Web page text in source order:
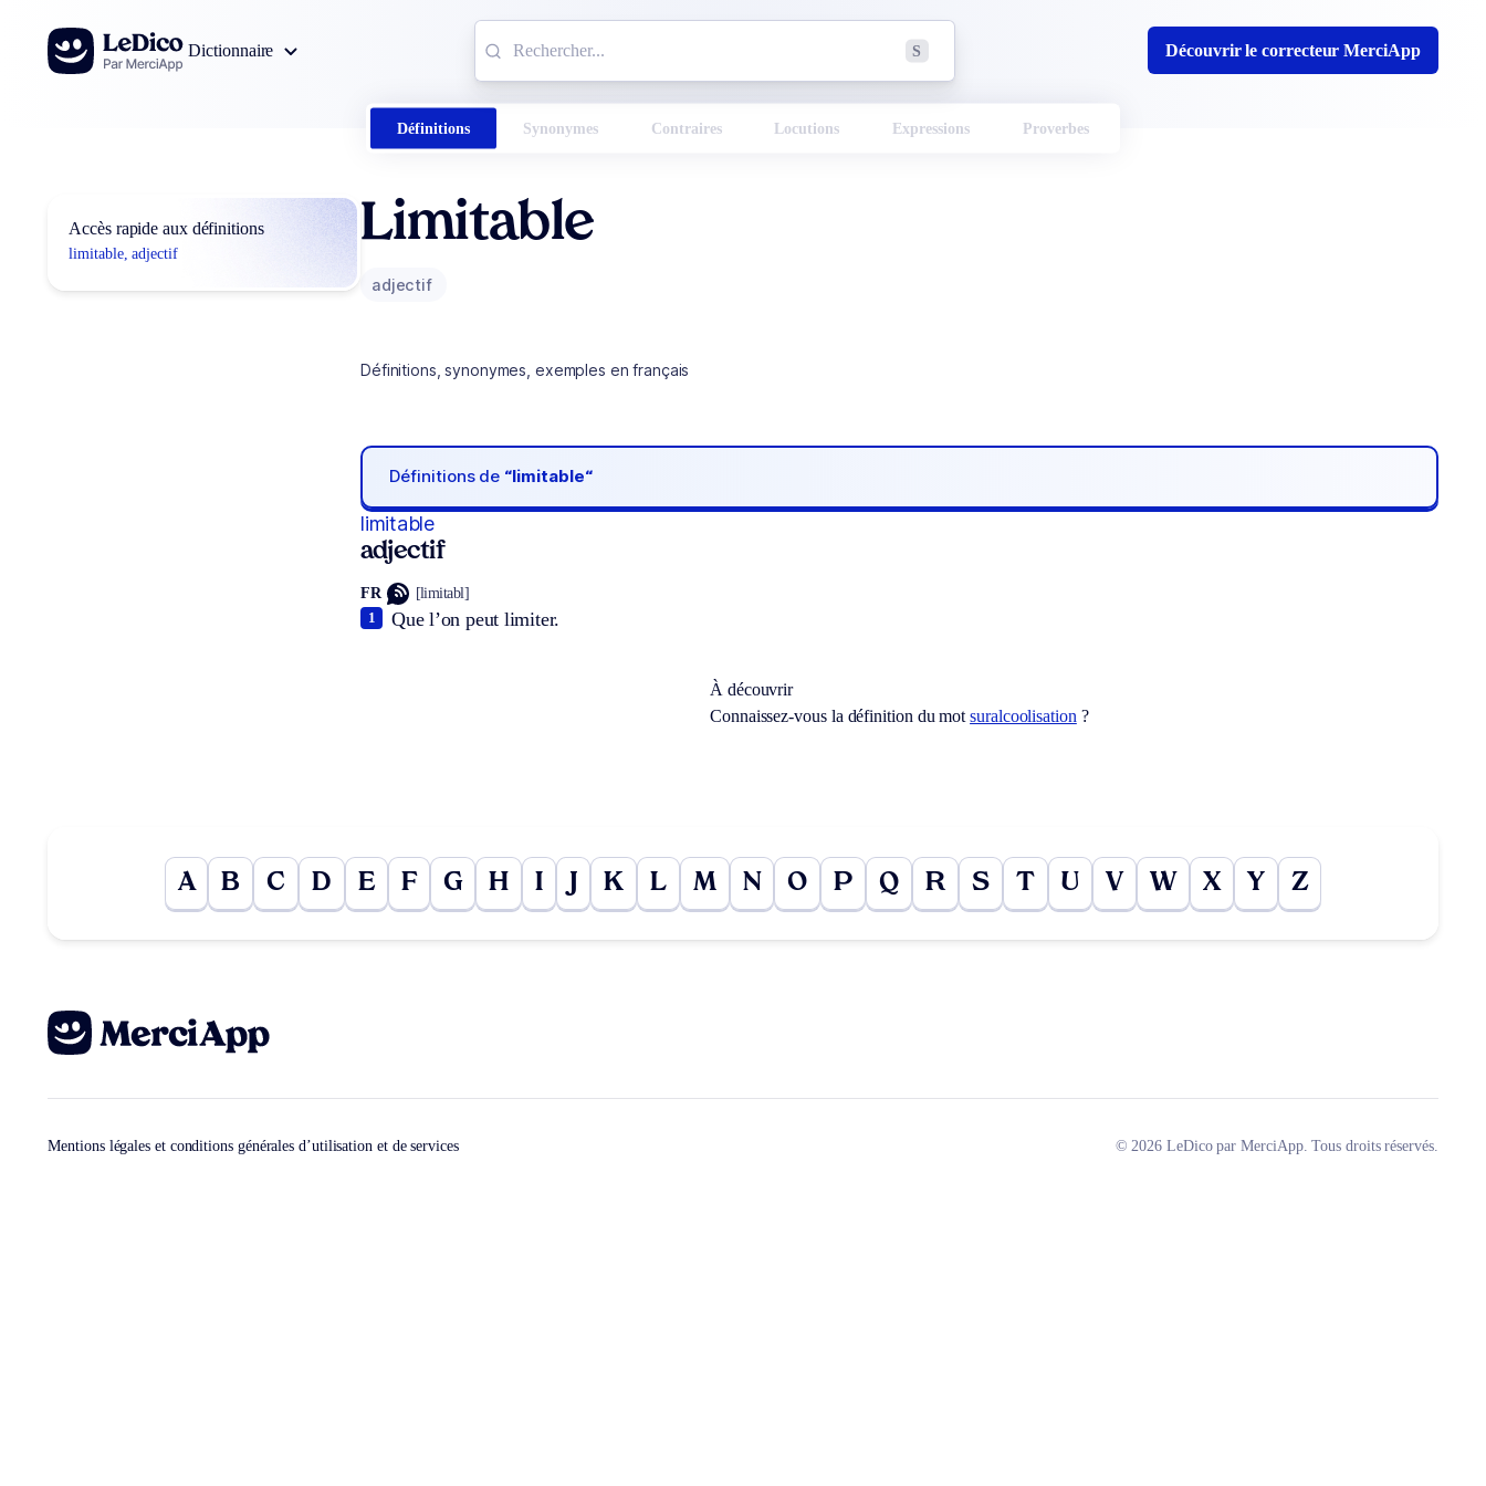
Aller au contenu
Dictionnaire
S Découvrir le correcteur MerciApp
Définitions Synonymes Contraires Locutions Expressions Proverbes
Accès rapide aux définitions
limitable, adjectif
Limitable
adjectif
Définitions, synonymes, exemples en français
Définitions de “limitable“
limitable
adjectif
FR [limitabl]
Que l’on peut limiter.
1
À découvrir
Connaissez-vous la définition du motsuralcoolisation ?
A B C D E F G H I K L M N O P Q R S T U V W X Y Z
Mentions légales et conditions générales d’utilisation et de services © 2026 LeDico par MerciApp. Tous droits réservés.